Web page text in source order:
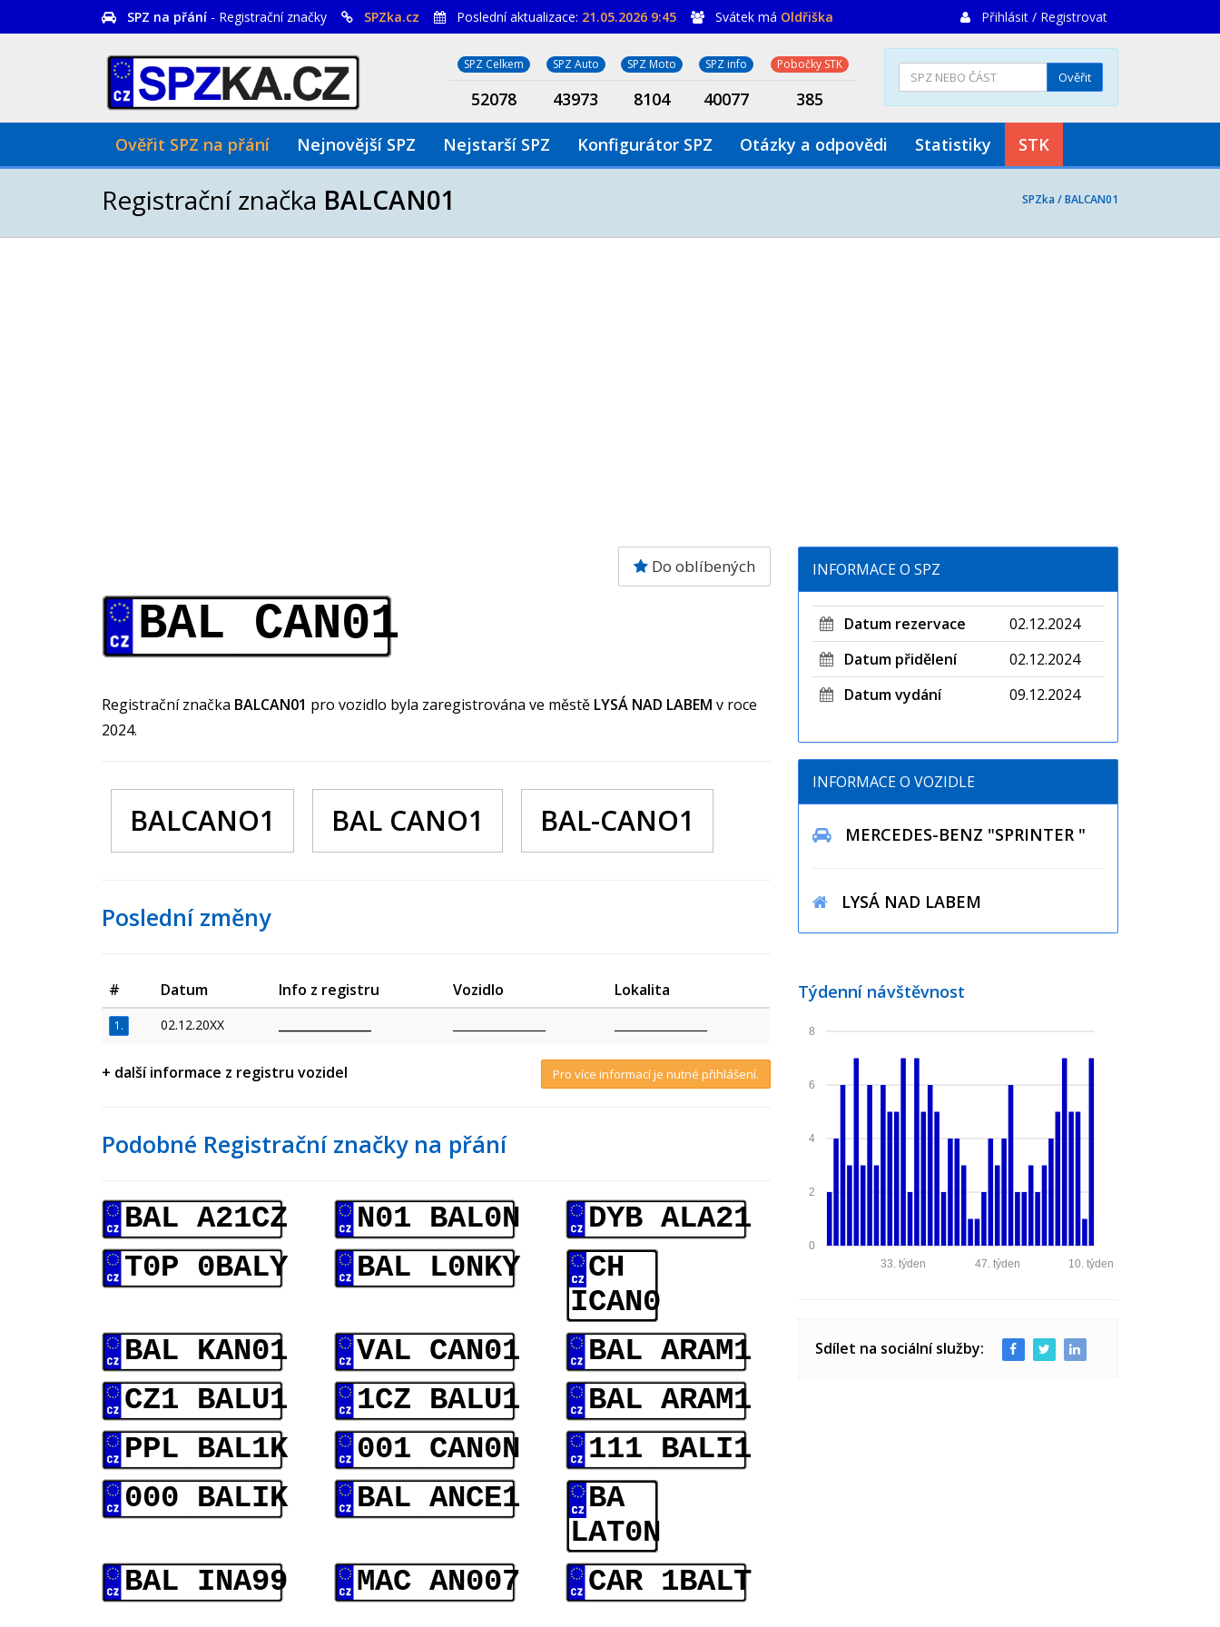
SPZ na přání - Registrační značky SPZka.cz Poslední aktualizace: 21.05.2026 9:45 Svátek má Oldřiška Přihlásit / Registrovat
SPZ Celkem SPZ Auto SPZ Moto SPZ info Pobočky STK
52078 43973 8104 40077 385
Ověřit
Ověřit SPZ na přání Nejnovější SPZ Nejstarší SPZ Konfigurátor SPZ Otázky a odpovědi Statistiky STK
Registrační značka BALCAN01 SPZka /BALCAN01
Do oblíbených
BAL CAN01
Registrační značka BALCAN01 pro vozidlo byla zaregistrována ve městě LYSÁ NAD LABEM v roce
2024.
BALCANO1 BAL CANO1 BAL-CANO1
Poslední změny
# Datum Info z registru Vozidlo Lokalita
1. 02.12.20XX
+ další informace z registru vozidel Pro více informací je nutné přihlášení.
Podobné Registrační značky na přání
BAL A21CZ N01 BAL0N
DYB ALA21
T0P 0BALY
BAL L0NKY
CH
ICAN0
BAL KAN01
VAL CAN01
BAL ARAM1
CZ1 BALU1
1CZ BALU1
BAL ARAM1
PPL BAL1K
001 CAN0N
111 BALI1
000 BALIK
BAL ANCE1
BA
LAT0N
BAL INA99
MAC AN007 CAR 1BALT
INFORMACE O SPZ
Datum rezervace
02.12.2024
Datum přidělení
02.12.2024
Datum vydání
09.12.2024
INFORMACE O VOZIDLE
MERCEDES-BENZ "SPRINTER "
LYSÁ NAD LABEM
Týdenní návštěvnost
0
2
4
6
8
10. týden
47. týden
33. týden
Sdílet na sociální služby: